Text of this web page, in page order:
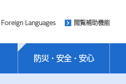
Foreign Languages 閲覧補助機能
防災・安全・安心